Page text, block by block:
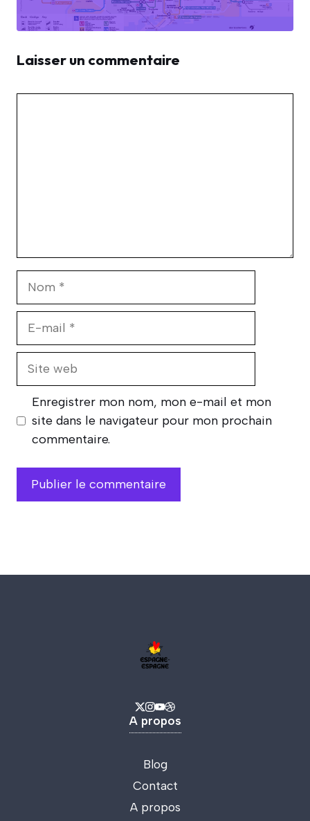
Laisser un commentaire
Enregistrer mon nom, mon e-mail et mon
site dans le navigateur pour mon prochain
commentaire.
A propos
Blog
Contact
A propos